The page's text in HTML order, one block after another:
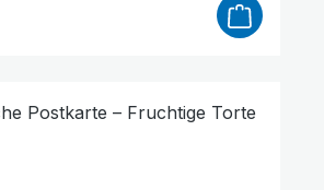
will dich nicht verlassen."
hinaus kann sie auch